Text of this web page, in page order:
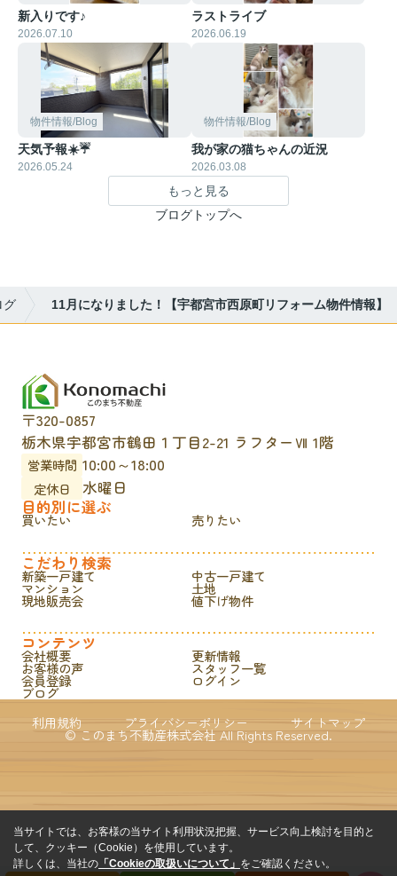
新入りです♪
2026.07.10
ラストライブ
2026.06.19
物件情報/Blog
天気予報☀️☔
2026.05.24
物件情報/Blog
我が家の猫ちゃんの近況
2026.03.08
もっと見る
ブログトップへ
グ 11月になりました！【宇都宮市西原町リフォーム物件情報】
〒320-0857
栃木県宇都宮市鶴田１丁目2-21 ラフターⅦ 1階
営業時間 10:00～18:00
定休日
水曜日
目的別に選ぶ
買いたい 売りたい
こだわり検索
新築一戸建て 中古一戸建て
マンション 土地
現地販売会 値下げ物件
コンテンツ
会社概要 更新情報
お客様の声 スタッフ一覧
会員登録 ログイン
ブログ
利用規約
プライバシーポリシー サイトマップ
© このまち不動産株式会社 All Rights Reserved.
当サイトでは、お客様の当サイト利用状況把握、サービス向上検討を目的と
して、クッキー（Cookie）を使用しています。
詳しくは、当社の 「Cookieの取扱いについて」 をご確認ください。